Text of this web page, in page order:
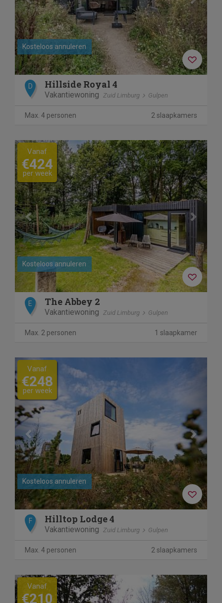
Kosteloos annuleren
D Hillside Royal 4
Vakantiewoning Zuid Limburg Gulpen
Max. 4 personen 2 slaapkamers
Previous Next
Kosteloos annuleren
Vanaf
€424
per week
E The Abbey 2
Vakantiewoning Zuid Limburg Gulpen
Max. 2 personen 1 slaapkamer
Previous
Kosteloos annuleren
Vanaf
€248
per week
F Hilltop Lodge 4
Vakantiewoning Zuid Limburg Gulpen
Max. 4 personen 2 slaapkamers
Previous Next
Vanaf
€210